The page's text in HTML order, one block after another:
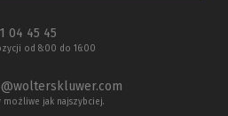
04 45 45
od 8:00 do 16:00
możliwe jak najszybciej.